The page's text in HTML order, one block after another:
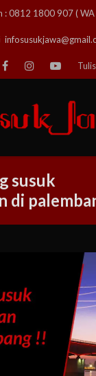
: 0812 1800 907 ( WA
susuk
di